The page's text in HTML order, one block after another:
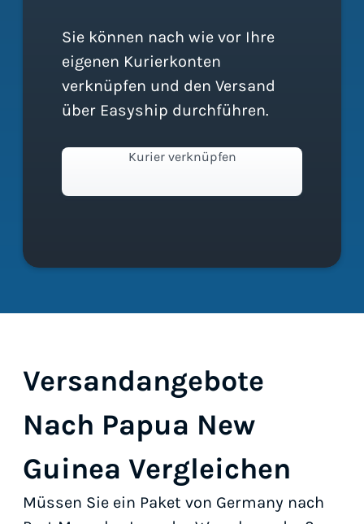
Sie können nach wie vor Ihre
eigenen Kurierkonten
verknüpfen und den Versand
über Easyship durchführen.
Kurier verknüpfen
Versandangebote
Nach Papua New
Guinea Vergleichen
Müssen Sie ein Paket von Germany nach